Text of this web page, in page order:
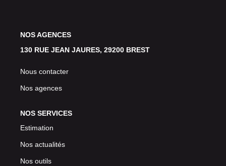
NOS AGENCES
130 RUE JEAN JAURES, 29200 BREST
Nous contacter
Nos agences
NOS SERVICES
Estimation
Nos actualités
Nos outils